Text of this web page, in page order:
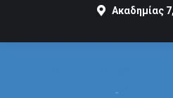
Ακαδημίας